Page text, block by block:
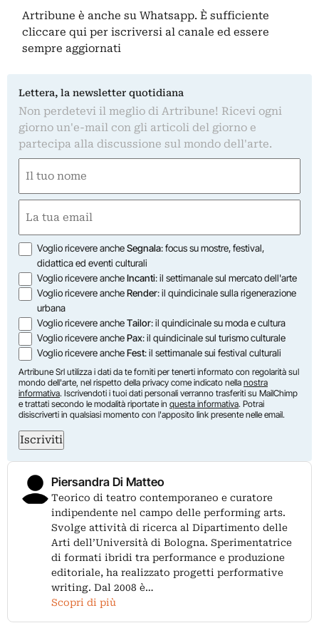
Artribune è anche su Whatsapp. È sufficiente
cliccare qui per iscriversi al canale ed essere
sempre aggiornati
Lettera, la newsletter quotidiana
Non perdetevi il meglio di Artribune! Ricevi ogni
giorno un'e-mail con gli articoli del giorno e
partecipa alla discussione sul mondo dell'arte.
(Obbligatorio)
(Obbligatorio)
Opzioni
Voglio ricevere ancheSegnala: focus su mostre, festival,
didattica ed eventi culturali
Voglio ricevere ancheIncanti: il settimanale sul mercato dell'arte
Voglio ricevere ancheRender: il quindicinale sulla rigenerazione
urbana
Voglio ricevere ancheTailor: il quindicinale su moda e cultura
Voglio ricevere anchePax: il quindicinale sul turismo culturale
Voglio ricevere ancheFest: il settimanale sui festival culturali
Artribune Srl utilizza i dati da te forniti per tenerti informato con regolarità sul
mondo dell'arte, nel rispetto della privacy come indicato nella nostra
informativa. Iscrivendoti i tuoi dati personali verranno trasferiti su MailChimp
e trattati secondo le modalità riportate in questa informativa. Potrai
disiscriverti in qualsiasi momento con l'apposito link presente nelle email.
Iscriviti
Piersandra Di Matteo
Teorico di teatro contemporaneo e curatore
indipendente nel campo delle performing arts.
Svolge attività di ricerca al Dipartimento delle
Arti dell’Università di Bologna. Sperimentatrice
di formati ibridi tra performance e produzione
editoriale, ha realizzato progetti performative
writing. Dal 2008 è…
Scopri di più